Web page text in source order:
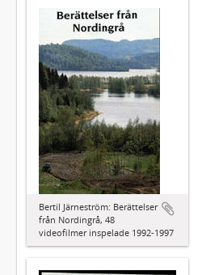
Bertil Järneström: Berättelser
från Nordingrå, 48
videofilmer inspelade 1992-1997